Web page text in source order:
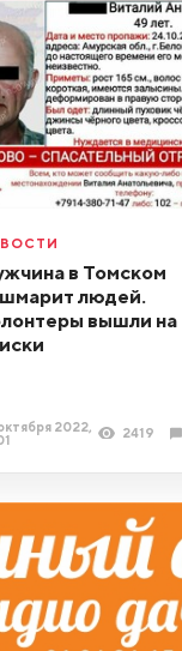
в Томском
людей.
вышли на
2022,
2419